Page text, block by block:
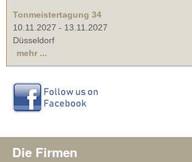
Tonmeistertagung 34
10.11.2027 - 13.11.2027
Düsseldorf
mehr ...
Die Firmen